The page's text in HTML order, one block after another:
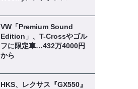
VW「Premium Sound
Edition」、T-Crossやゴル
フに限定車…432万4000円
から
HKS、レクサス『GX550』